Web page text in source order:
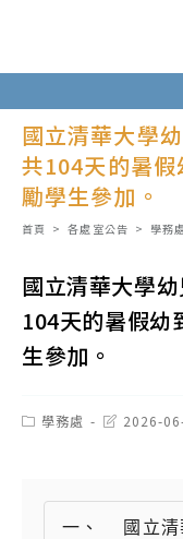
至
主
內
容
國立清華大學
共104天的暑
勵學生參加。
首頁 > 各處室公告 > 學務
國立清華大學
104天的暑假幼
生參加。
Post學務處
Post2026-
一、  國立清